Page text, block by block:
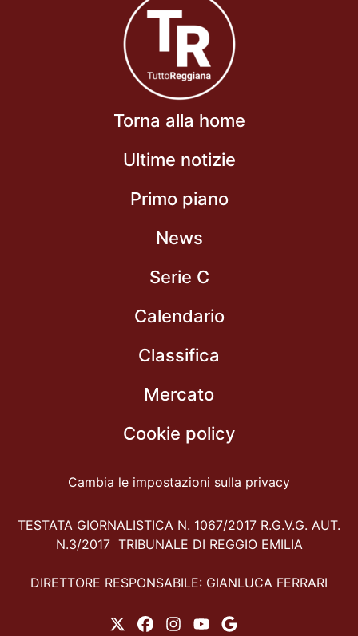
Torna alla home
Ultime notizie
Primo piano
News
Serie C
Calendario
Classifica
Mercato
Cookie policy
Cambia le impostazioni sulla privacy
TESTATA GIORNALISTICA N. 1067/2017 R.G.V.G. AUT.
N.3/2017 TRIBUNALE DI REGGIO EMILIA
DIRETTORE RESPONSABILE: GIANLUCA FERRARI